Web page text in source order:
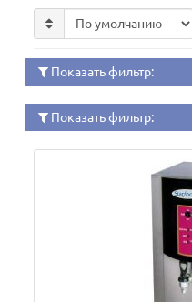
Показать фильтр:
Показать фильтр: